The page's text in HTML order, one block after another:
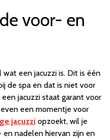
voor- en
een jacuzzi is. Dit is één
de spa en dat is niet voor
jacuzzi staat garant voor
een momentje voor
jacuzzi opzoekt, wil je
nadelen hiervan zijn en